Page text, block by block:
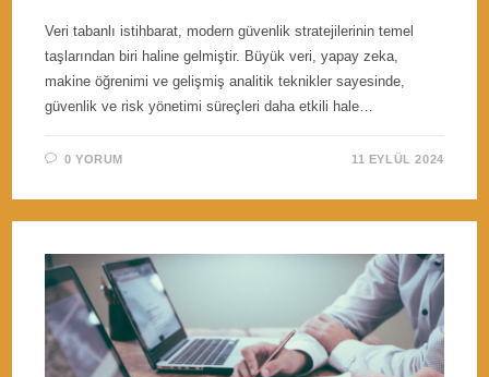
Veri tabanlı istihbarat, modern güvenlik stratejilerinin temel
taşlarından biri haline gelmiştir. Büyük veri, yapay zeka,
makine öğrenimi ve gelişmiş analitik teknikler sayesinde,
güvenlik ve risk yönetimi süreçleri daha etkili hale…
0 YORUM 11 EYLÜL 2024